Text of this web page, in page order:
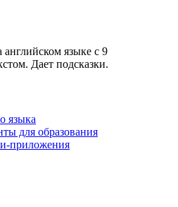
английском языке с 9
Дает подсказки.
языка
для образования
приложения